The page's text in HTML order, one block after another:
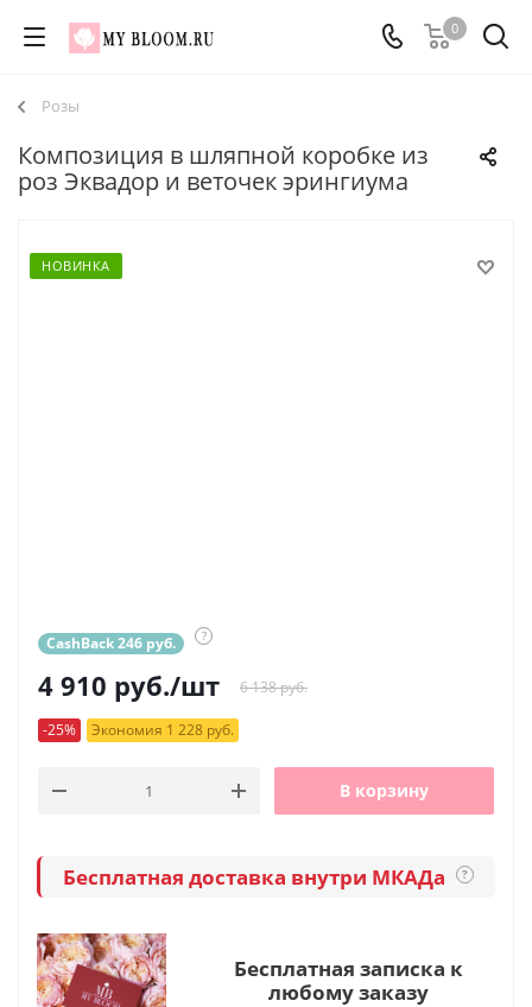
0
Розы
Композиция в шляпной коробке из
роз Эквадор и веточек эрингиума
НОВИНКА
CashBack 246 руб. ?
4 910 руб./шт 6 138 руб.
-25% Экономия 1 228 руб.
В корзину
Бесплатная доставка внутри МКАДа ?
Бесплатная записка к
любому заказу